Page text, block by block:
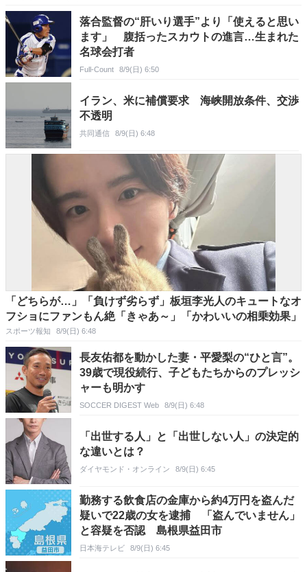
落合監督の“肝いり選手”より「使えると思い
ます」 腹括ったスカウトの進言…生まれた
名球会打者
Full-Count 8/9(日) 6:50
イラン、米に補償要求 海峡開放条件、交渉
不透明
共同通信 8/9(日) 6:48
「どちらが…」「負けず劣らず」板垣李光人のキュートなオ
フショにファンもん絶「きゃあ～」「かわいいの相乗効果」
スポーツ報知 8/9(日) 6:48
長友佑都を動かした妻・平愛梨の“ひと言”。
39歳で現役続行、子どもたちからのプレッシ
ャーも明かす
SOCCER DIGEST Web 8/9(日) 6:48
「出世する人」と「出世しない人」の決定的
な違いとは？
ダイヤモンド・オンライン 8/9(日) 6:45
勤務する飲食店の金庫から約4万円を盗んだ
疑いで22歳の女を逮捕 「盗んでいません」
と容疑を否認 島根県益田市
日本海テレビ 8/9(日) 6:45